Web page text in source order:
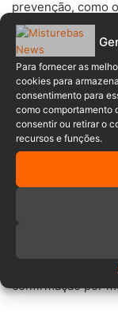
Para fornecer as
cookies para
consentimento para
como comportamento
consentir ou retirar o
recursos e funções.
prevenção, como
identificação de
calças, botas e
em áreas
Além disso, se
vegetação alta e
Por fim, vale
transmitida de
disponível com o
Esse tratamento
médico suspeitar
confirmação por